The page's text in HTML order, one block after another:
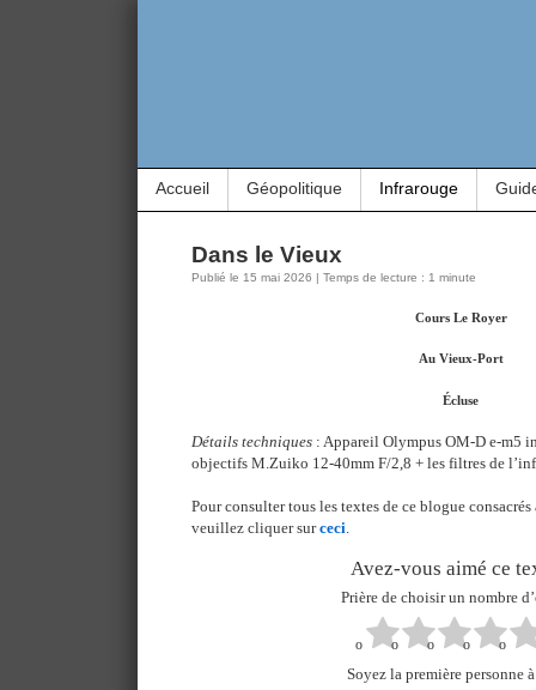
Accueil Géopolitique Infrarouge
Dans le Vieux
Publié le 15 mai 2026 | Temps de lecture : 1 minute
Cours Le Royer
Au Vieux-Port
Écluse
Détails techniques : Appareil Olympus OM-D e-m5
objectifs M.Zuiko 12-40mm F/2,8 + les filtres de
Pour consulter tous les textes de ce blogue
veuillez cliquer surceci
Avez-vous aimé ce
Prière de choisir un nombre
Soyez la première personne